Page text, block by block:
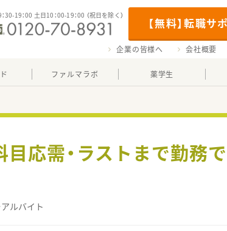
【無料】転職サ
30-19：00 土日10：00-19：00 （祝日を除く）
企業の皆様へ 会社概要
ファルマラボ 薬学生
目応需・ラストまで勤務
アルバイト